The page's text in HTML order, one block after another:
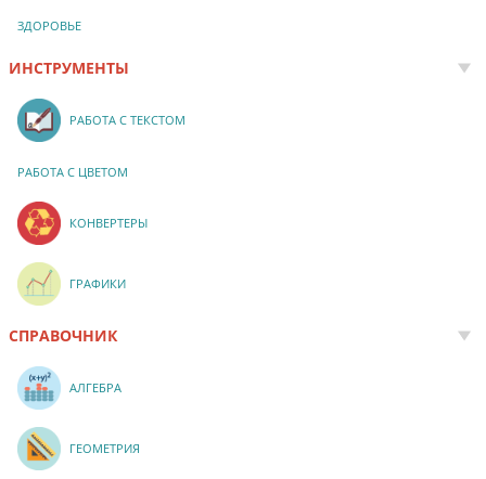
ЗДОРОВЬЕ
ИНСТРУМЕНТЫ
РАБОТА С ТЕКСТОМ
РАБОТА С ЦВЕТОМ
КОНВЕРТЕРЫ
ГРАФИКИ
СПРАВОЧНИК
АЛГЕБРА
ГЕОМЕТРИЯ